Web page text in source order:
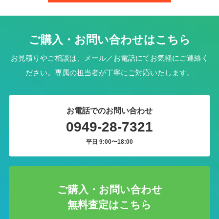
ご購入・お問い合わせはこちら
お見積りやご相談は、メール／お電話にてお気軽にご連絡く
ださい。専属の担当者が丁寧にご対応いたします。
お電話でのお問い合わせ
0949-28-7321
平日 9:00〜18:00
ご購入・お問い合わせ
無料査定はこちら